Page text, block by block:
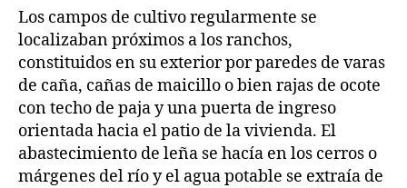
Los campos de cultivo regularmente se
localizaban próximos a los ranchos,
constituidos en su exterior por paredes de varas
de caña, cañas de maicillo o bien rajas de ocote
con techo de paja y una puerta de ingreso
orientada hacia el patio de la vivienda. El
abastecimiento de leña se hacía en los cerros o
márgenes del río y el agua potable se extraía de